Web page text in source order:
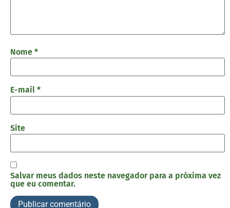
Nome *
E-mail *
Site
Salvar meus dados neste navegador para a próxima vez
que eu comentar.